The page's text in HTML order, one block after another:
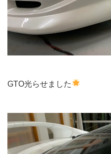
GTO光らせました